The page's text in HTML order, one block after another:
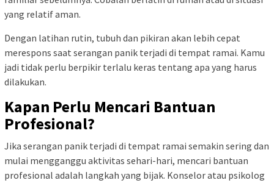
yang relatif aman.
Dengan latihan rutin, tubuh dan pikiran akan lebih cepat
merespons saat serangan panik terjadi di tempat ramai. Kamu
jadi tidak perlu berpikir terlalu keras tentang apa yang harus
dilakukan.
Kapan Perlu Mencari Bantuan
Profesional?
Jika serangan panik terjadi di tempat ramai semakin sering dan
mulai mengganggu aktivitas sehari-hari, mencari bantuan
profesional adalah langkah yang bijak. Konselor atau psikolog